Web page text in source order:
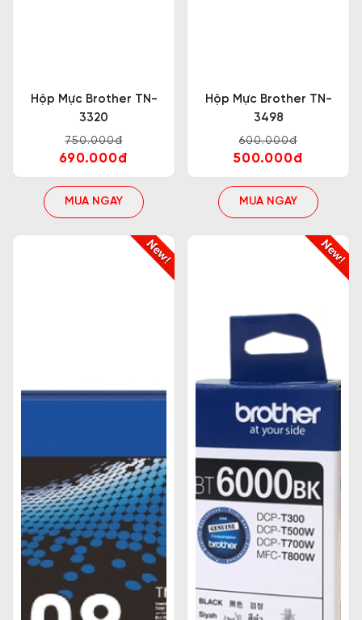
Hộp Mực Brother TN-
3320
750.000đ
690.000đ
MUA NGAY
Hộp Mực Brother TN-
3498
600.000đ
500.000đ
MUA NGAY